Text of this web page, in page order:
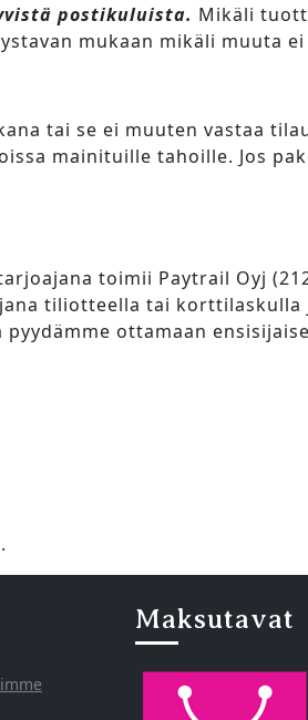
postikuluista. Mikäli
mukaan mikäli muuta
tai se ei muuten vastaa
mainituille tahoille. Jos
toimii Paytrail Oyj
tiliotteella tai
ottamaan
Maksutavat